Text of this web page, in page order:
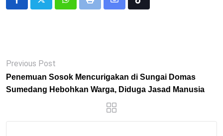
WhatsappPrint
Share
Tiktok
Previous Post
Penemuan Sosok Mencurigakan di Sungai Domas
Sumedang Hebohkan Warga, Diduga Jasad Manusia